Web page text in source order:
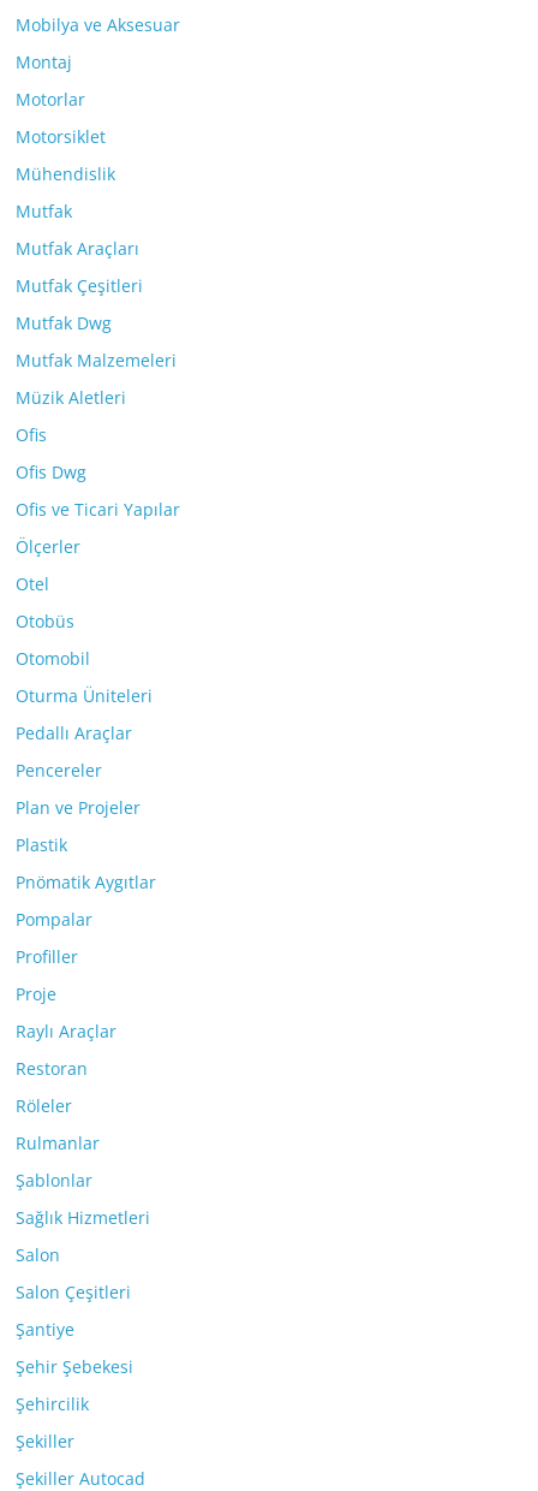
Mobilya ve Aksesuar
Montaj
Motorlar
Motorsiklet
Mühendislik
Mutfak
Mutfak Araçları
Mutfak Çeşitleri
Mutfak Dwg
Mutfak Malzemeleri
Müzik Aletleri
Ofis
Ofis Dwg
Ofis ve Ticari Yapılar
Ölçerler
Otel
Otobüs
Otomobil
Oturma Üniteleri
Pedallı Araçlar
Pencereler
Plan ve Projeler
Plastik
Pnömatik Aygıtlar
Pompalar
Profiller
Proje
Raylı Araçlar
Restoran
Röleler
Rulmanlar
Şablonlar
Sağlık Hizmetleri
Salon
Salon Çeşitleri
Şantiye
Şehir Şebekesi
Şehircilik
Şekiller
Şekiller Autocad